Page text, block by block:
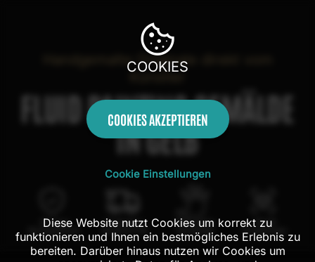
Handgemalte Originale direkt vom
Künstler
FLUID PAINTING GEMÄLDE
IN GELB
100 Tage
Rückgaberecht
Kostenloser
Versand in DE
100% echte
Handarbeit
Mit AR
Probehängen
COOKIES
COOKIES AKZEPTIEREN
Cookie Einstellungen
Diese Website nutzt Cookies um korrekt zu
funktionieren und Ihnen ein bestmögliches Erlebnis zu
bereiten. Darüber hinaus nutzen wir Cookies um